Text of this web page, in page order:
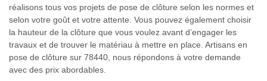
réalisons tous vos projets de pose de clôture selon les normes et
selon votre goût et votre attente. Vous pouvez également choisir
la hauteur de la clôture que vous voulez avant d’engager les
travaux et de trouver le matériau à mettre en place. Artisans en
pose de clôture sur 78440, nous répondons à votre demande
avec des prix abordables.